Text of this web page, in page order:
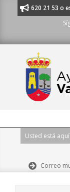
al 91 620 21 53 o
Navigation
Usted está aquí
Correo